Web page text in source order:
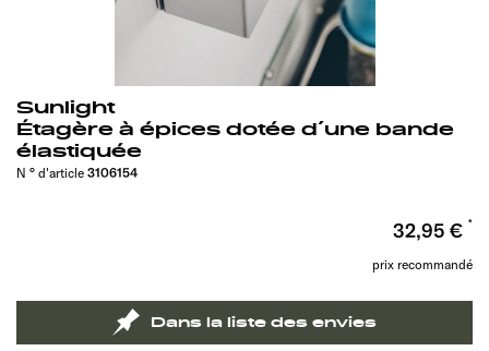
Sunlight
Étagère à épices dotée d´une bande
élastiquée
N ° d'article 3106154
32,95 €
prix recommandé
Dans la liste des envies